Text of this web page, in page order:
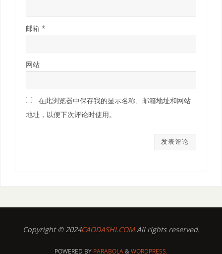
邮箱*
网站
在此浏览器中保存我的显示名称、邮箱地址和网站
地址，以便下次评论时使用。
Copyright © 2024CAODASHI.COM.All rights reserved.
POWERED BY PARABOLA&WORDPRESS.